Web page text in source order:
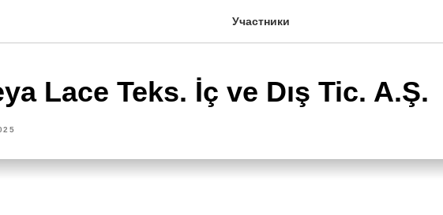
Участники
Lace Teks. İç ve Dış Tic. A.Ş.